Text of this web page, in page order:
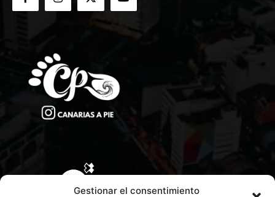
Gestionar el consentimiento